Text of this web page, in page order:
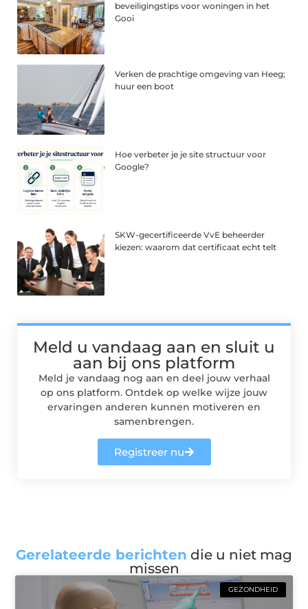
beveiligingstips voor woningen in het
Gooi
Verken de prachtige omgeving van Heeg;
huur een boot
Hoe verbeter je je site structuur voor
Google?
SKW-gecertificeerde VvE beheerder
kiezen: waarom dat certificaat echt telt
Meld u vandaag aan en sluit u
aan bij ons platform
Meld je vandaag nog aan en deel jouw verhaal
op ons platform. Ontdek op welke wijze jouw
ervaringen anderen kunnen motiveren en
samenbrengen.
Registreer nu
Gerelateerde berichten die u niet mag
missen
GEZONDHEID